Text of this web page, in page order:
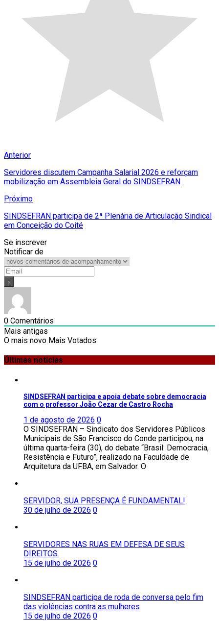
Anterior
Servidores discutem Campanha Salarial 2026 e reforçam
mobilização em Assembleia Geral do SINDSEFRAN
Próximo
SINDSEFRAN participa de 2ª Plenária de Articulação Sindical
em Conceição do Coité
Se inscrever
Notificar de
0 Comentários
Mais antigas
O mais novo Mais Votados
Últimas noticias
SINDSEFRAN participa e apoia debate sobre democracia
com o professor João Cezar de Castro Rocha
1 de agosto de 2026 0
O SINDSEFRAN – Sindicato dos Servidores Públicos
Municipais de São Francisco do Conde participou, na
última quarta-feira (30), do debate “Brasil: Democracia,
Resistência e Futuro”, realizado na Faculdade de
Arquitetura da UFBA, em Salvador. O
SERVIDOR, SUA PRESENÇA É FUNDAMENTAL!
30 de julho de 2026 0
SERVIDORES NAS RUAS EM DEFESA DE SEUS
DIREITOS.
15 de julho de 2026 0
SINDSEFRAN participa de roda de conversa pelo fim
das violências contra as mulheres
15 de julho de 2026 0